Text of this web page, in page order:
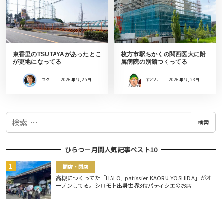
東香里のTSUTAYAがあったとこ
が更地になってる
フク 2026年7月25日
枚方市駅ちかくの関西医大に附
属病院の別館つくってる
すどん 2026年7月23日
検
検索
ひらつー月間人気記事ベスト10
開店・閉店
高槻につくってた「HALO, patissier KAORU YOSHIDA」がオ
ープンしてる。シロモト出身世界3位パティシエのお店